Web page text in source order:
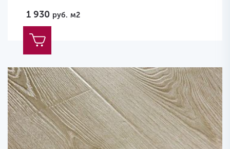
1 930 руб. м2